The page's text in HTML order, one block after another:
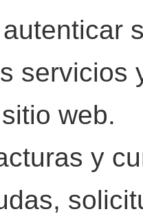
servicios
web.
y